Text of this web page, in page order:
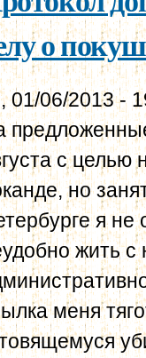
о
01/06/2013 -
с целью
но
я не
жить с
меня